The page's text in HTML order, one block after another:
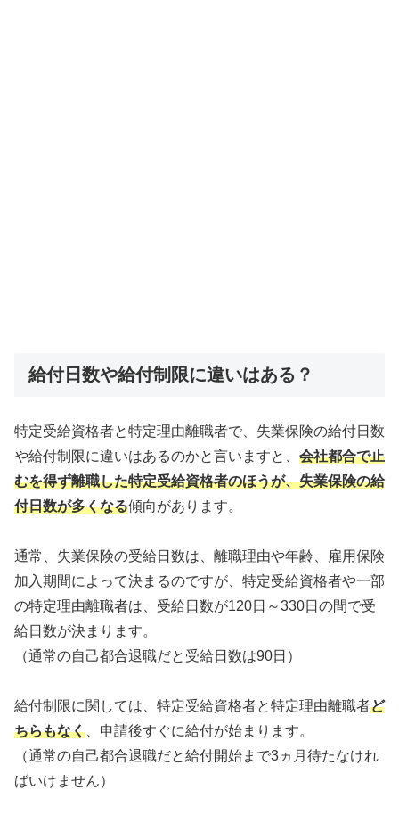
給付日数や給付制限に違いはある？
特定受給資格者と特定理由離職者で、失業保険の給付日数
や給付制限に違いはあるのかと言いますと、 会社都合で止
むを得ず離職した特定受給資格者のほうが、失業保険の給
付日数が多くなる傾向があります。
通常、失業保険の受給日数は、離職理由や年齢、雇用保険
加入期間によって決まるのですが、特定受給資格者や一部
の特定理由離職者は、受給日数が120日～330日の間で受
給日数が決まります。
（通常の自己都合退職だと受給日数は90日）
給付制限に関しては、特定受給資格者と特定理由離職者ど
ちらもなく 、申請後すぐに給付が始まります。
（通常の自己都合退職だと給付開始まで3ヵ月待たなけれ
ばいけません）